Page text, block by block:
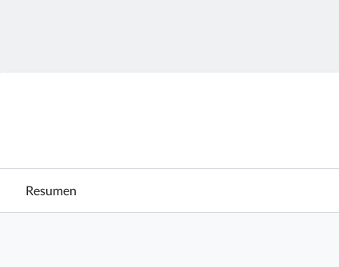
Resumen